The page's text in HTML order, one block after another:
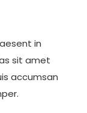
in
sit amet
accumsan